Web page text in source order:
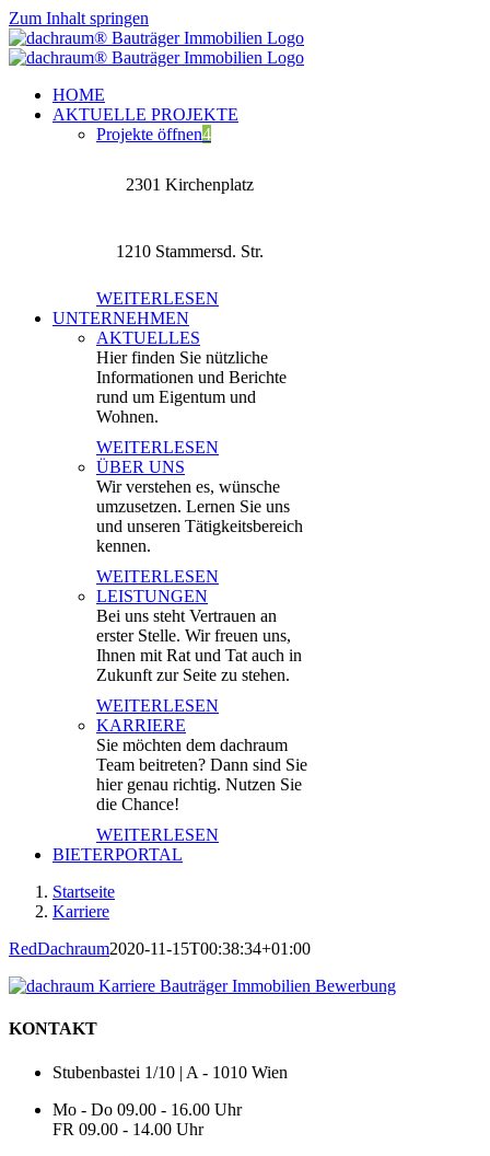
Zum Inhalt springen
HOME
AKTUELLE PROJEKTE
Projekte öffnen4
2301 Kirchenplatz
1210 Stammersd. Str.
WEITERLESEN
UNTERNEHMEN
AKTUELLES
Hier finden Sie nützliche
Informationen und Berichte
rund um Eigentum und
Wohnen.
WEITERLESEN
ÜBER UNS
Wir verstehen es, wünsche
umzusetzen. Lernen Sie uns
und unseren Tätigkeitsbereich
kennen.
WEITERLESEN
LEISTUNGEN
Bei uns steht Vertrauen an
erster Stelle. Wir freuen uns,
Ihnen mit Rat und Tat auch in
Zukunft zur Seite zu stehen.
WEITERLESEN
KARRIERE
Sie möchten dem dachraum
Team beitreten? Dann sind Sie
hier genau richtig. Nutzen Sie
die Chance!
WEITERLESEN
BIETERPORTAL
Startseite
Karriere
RedDachraum2020-11-15T00:38:34+01:00
KONTAKT
Stubenbastei 1/10 | A - 1010 Wien
Mo - Do 09.00 - 16.00 Uhr
FR 09.00 - 14.00 Uhr